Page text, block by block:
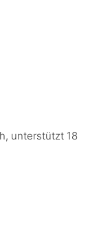
unterstützt 18